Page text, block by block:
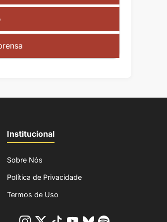
Institucional
Sobre Nós
Política de Privacidade
Termos de Uso